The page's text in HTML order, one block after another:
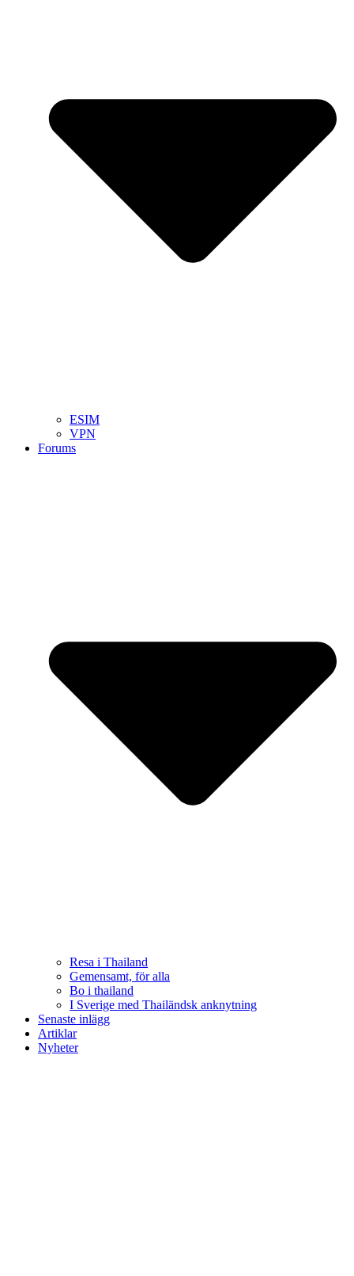
ESIM
VPN
Forums
Resa i Thailand
Gemensamt, för alla
Bo i thailand
I Sverige med Thailändsk anknytning
Senaste inlägg
Artiklar
Nyheter